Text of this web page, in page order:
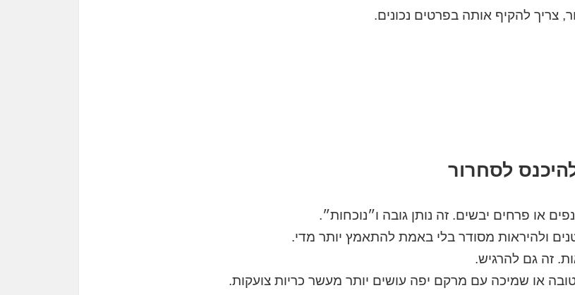
להקיף אותה בפרטים נכונים.
לסחרור
או פרחים יבשים. זה נותן גובה ו״נוכחות״.
ולהיראות מסודר בלי באמת להתאמץ יותר מדי.
זה גם להרגיש.
או שמיכה עם מרקם יפה עושים יותר מעשר כריות צועקות.